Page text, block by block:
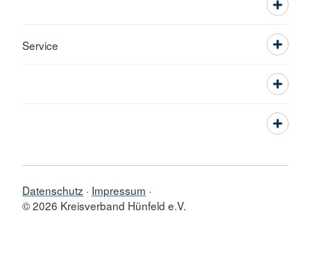
Service
Datenschutz
Impressum
© 2026 Kreisverband Hünfeld e.V.